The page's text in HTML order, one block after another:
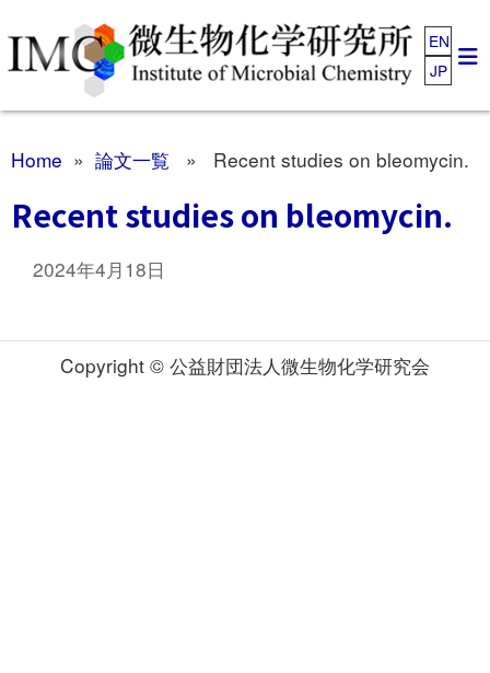
EN
JP
Home » 論文一覧 » Recent studies on bleomycin.
Recent studies on bleomycin.
2024年4月18日
Copyright © 公益財団法人微生物化学研究会